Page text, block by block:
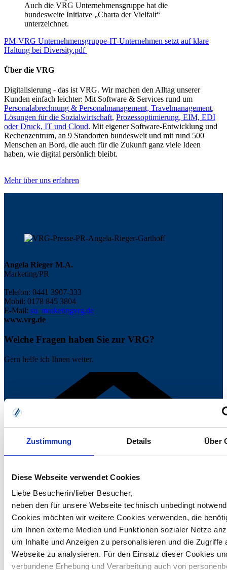
Zustimmung Details Über
Diese Webseite verwendet Cookies
Liebe Besucherin/lieber Besucher,
neben den für unsere Webseite technisch unbedingt
Cookies möchten wir weitere Cookies verwenden, die
um Ihnen externe Medien und Funktionen sozialer Netze
um Inhalte und Anzeigen zu personalisieren und die Zugriffe
Webseite zu analysieren. Für den Einsatz dieser Cookies
verbundene Erhebung und Verarbeitung auch von
Auch die VRG Unternehmensgruppe hat die
bundesweite Initiatve „Charta der Vielfalt“
unterzeichnet.
PM-VRG Unternehmensgruppe-IT-Unternehmen setzt auf klare
Haltung bei Diversity.pdf
Über die VRG
Digitalisierung - das ist VRG. Wir machen den Alltag unserer
Kunden einfach leichter: Mit Software & Services rund um
Personalabrechnung & Personalmanagement, Travelmanagement,
Lösungen für die Sozialwirtschaft, Prozessoptimierung, EIM, EDI
oder Druck, IT und Cloud. Mit eigener Software-Entwicklung und
Rechenzentrum, an 9 Standorten bundesweit und mit rund 500
Menschen an Bord, die auch für die Zukunft ganz viele Ideen
haben, wie digital persönlich bleibt.
Mehr über uns erfahren
Angela Rieger M.A.
Marketing/PR
Telefon: 0441 3907-333
Mobil: 0178 845 3804
E-Mail: su_marketingvrg.de
www.vrg.de
Welche Fragen haben Sie zur VRG?
Gern helfe ich Ihnen weiter.